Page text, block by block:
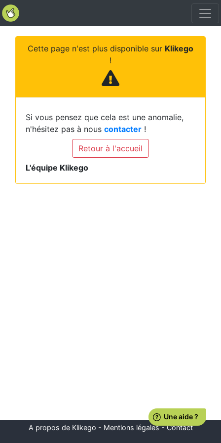
Cette page n'est plus disponible sur Klikego
!
Si vous pensez que cela est une anomalie,
n'hésitez pas à nous contacter !
Retour à l'accueil
L'équipe Klikego
A propos de Klikego - Mentions légales-Contact